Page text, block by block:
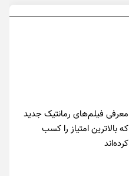
معرفی فیلم‌های رمانتیک جدید
که بالاترین امتیاز را کسب
کرده‌اند